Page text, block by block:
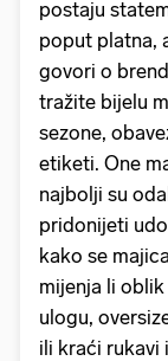
postaju
poput platna,
govori o
tražite bijelu
sezone,
etiketi. One
najbolji su
pridonijeti
kako se
mijenja li
ulogu,
ili kraći rukavi